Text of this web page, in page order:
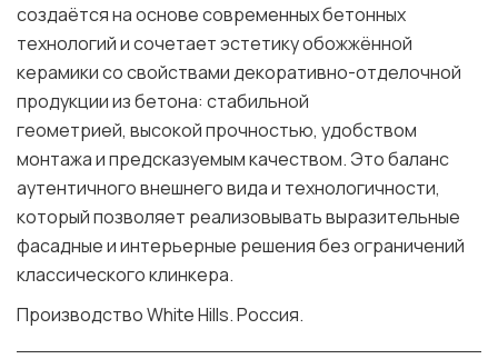
создаётся на основе современных бетонных
технологий и сочетает эстетику обожжённой
керамики со свойствами декоративно-отделочной
продукции из бетона: стабильной
геометрией, высокой прочностью, удобством
монтажа и предсказуемым качеством. Это баланс
аутентичного внешнего вида и технологичности,
который позволяет реализовывать выразительные
фасадные и интерьерные решения без ограничений
классического клинкера.
Производство White Hills. Россия.